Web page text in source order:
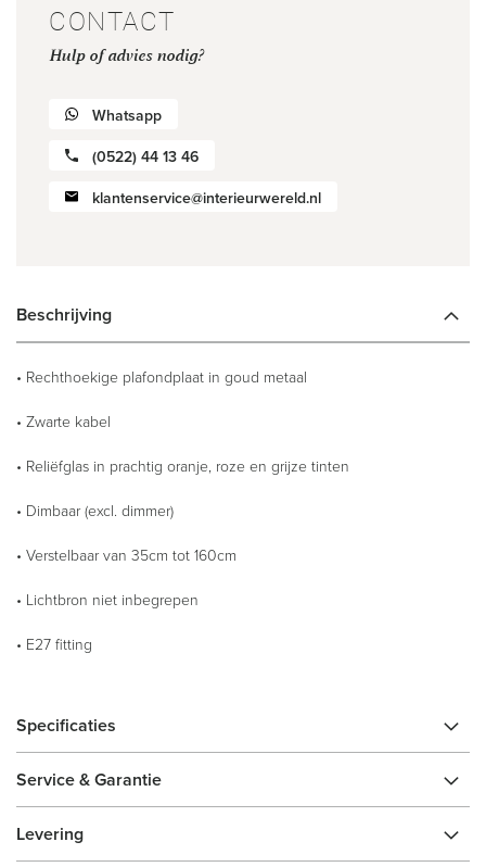
CONTACT
Hulp of advies nodig?
Whatsapp
(0522) 44 13 46
klantenservice@interieurwereld.nl
Beschrijving
• Rechthoekige plafondplaat in goud metaal
• Zwarte kabel
• Reliëfglas in prachtig oranje, roze en grijze tinten
• Dimbaar (excl. dimmer)
• Verstelbaar van 35cm tot 160cm
• Lichtbron niet inbegrepen
• E27 fitting
Specificaties
Service & Garantie
Levering